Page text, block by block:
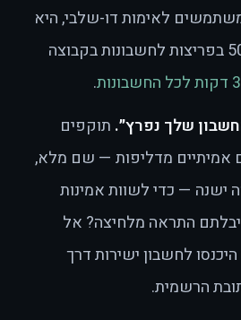
מיליון משתמשים לאימות דו-שלבי, היא
מדדה ירידה של 50% בפריצות לחשבונות בקבוצה
.
שלך נפרץ״. תוקפים
מדליפות — שם מלא,
ישנה — כדי לשוות אמינות
התראה מלחיצה? אל
לחשבון ישירות דרך
הרשמית.